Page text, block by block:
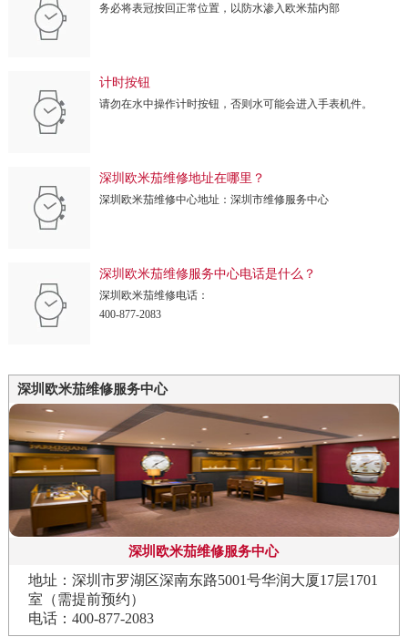
务必将表冠按回正常位置，以防水渗入欧米茄内部
计时按钮
请勿在水中操作计时按钮，否则水可能会进入手表机件。
深圳欧米茄维修地址在哪里？
深圳欧米茄维修中心地址：深圳市维修服务中心
深圳欧米茄维修服务中心电话是什么？
深圳欧米茄维修电话：
400-877-2083
深圳欧米茄维修服务中心
深圳欧米茄维修服务中心
地址：深圳市罗湖区深南东路5001号华润大厦17层1701
室（需提前预约）
电话：400-877-2083